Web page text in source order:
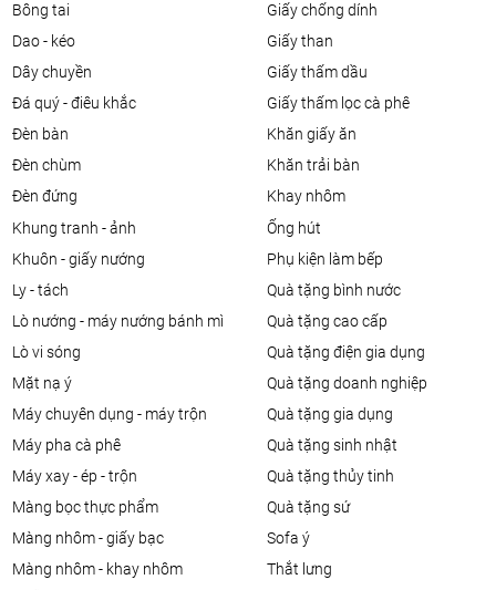
bông tai
dao - kéo
dây chuyền
đá quý - điêu khắc
đèn bàn
đèn chùm
đèn đứng
giấy chống dính
giấy than
giấy thấm dầu
giấy thấm lọc cà phê
khăn giấy ăn
khăn trải bàn
khay nhôm
khung tranh - ảnh
khuôn - giấy nướng
ly - tách
lò nướng - máy nướng bánh mì
lò vi sóng
mặt nạ ý
máy chuyên dụng - máy trộn
máy pha cà phê
máy xay - ép - trộn
màng bọc thực phẩm
màng nhôm - giấy bạc
màng nhôm - khay nhôm
ống hút
phụ kiện làm bếp
quà tặng bình nước
quà tặng cao cấp
quà tặng điện gia dụng
quà tặng doanh nghiệp
quà tặng gia dụng
quà tặng sinh nhật
quà tặng thủy tinh
quà tặng sứ
sofa ý
thắt lưng